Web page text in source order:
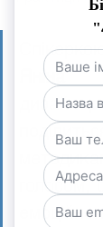
Яніна
голосом,